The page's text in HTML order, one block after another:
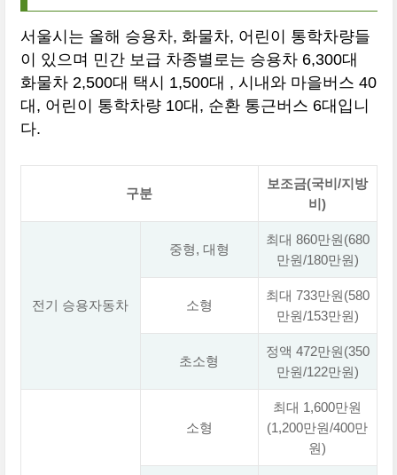
서울시는 올해 승용차, 화물차, 어린이 통학차량들
이 있으며 민간 보급 차종별로는 승용차 6,300대
화물차 2,500대 택시 1,500대 , 시내와 마을버스 40
대, 어린이 통학차량 10대, 순환 통근버스 6대입니
다.
구분
보조금(국비/지방
비)
전기 승용자동차
중형, 대형
최대 860만원(680
만원/180만원)
소형
최대 733만원(580
만원/153만원)
초소형
정액 472만원(350
만원/122만원)
소형
최대 1,600만원
(1,200만원/400만
원)